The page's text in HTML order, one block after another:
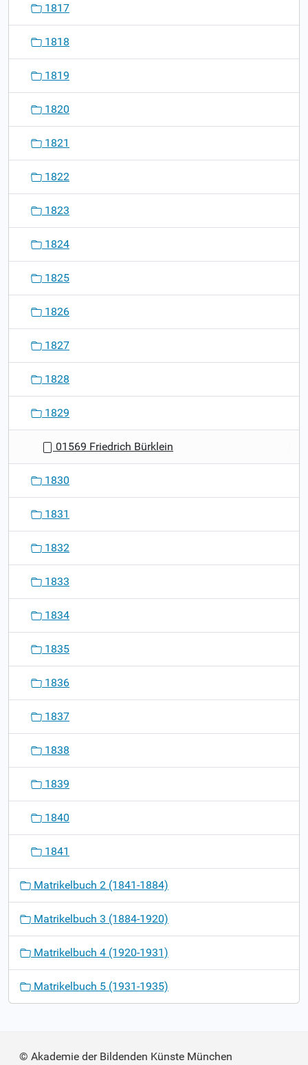
1817
1818
1819
1820
1821
1822
1823
1824
1825
1826
1827
1828
1829
01569 Friedrich Bürklein
1830
1831
1832
1833
1834
1835
1836
1837
1838
1839
1840
1841
Matrikelbuch 2 (1841-1884)
Matrikelbuch 3 (1884-1920)
Matrikelbuch 4 (1920-1931)
Matrikelbuch 5 (1931-1935)
© Akademie der Bildenden Künste München